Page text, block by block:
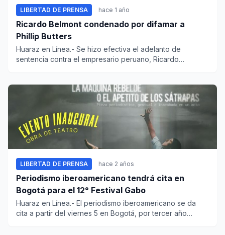
LIBERTAD DE PRENSA hace 1 año
Ricardo Belmont condenado por difamar a
Phillip Butters
Huaraz en Línea.- Se hizo efectiva el adelanto de
sentencia contra el empresario peruano, Ricardo
LIBERTAD DE PRENSA hace 2 años
Periodismo iberoamericano tendrá cita en
Bogotá para el 12° Festival Gabo
Huaraz en Línea.- El periodismo iberoamericano se da
cita a partir del viernes 5 en Bogotá, por tercer año